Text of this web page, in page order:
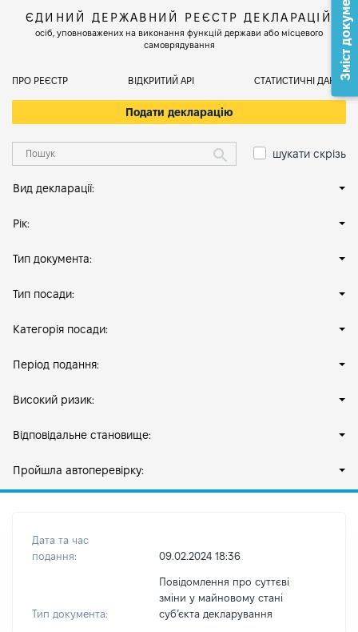
ЄДИНИЙ ДЕРЖАВНИЙ РЕЄСТР ДЕКЛАРАЦІЙ
осіб, уповноважених на виконання функцій держави або місцевого
самоврядування
ПРО РЕЄСТР ВІДКРИТИЙ АРІ СТАТИСТИЧНІ ДАНІ
Подати декларацію
шукати скрізь
Вид декларації:
Рік:
Тип документа:
Тип посади:
Категорія посади:
Період подання:
Високий ризик:
Відповідальне становище:
Пройшла автоперевірку:
Дата та час
подання:
09.02.2024 18:36
Тип документа:
Повідомлення про суттєві
зміни у майновому стані
субʼєкта декларування
Зміст документа